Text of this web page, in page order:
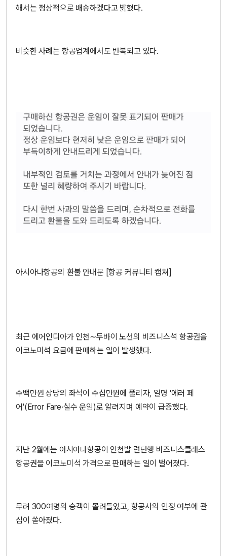
해서는 정상적으로 배송하겠다고 밝혔다.
비슷한 사례는 항공업계에서도 반복되고 있다.
아시아나항공의 환불 안내문 [항공 커뮤니티 캡쳐]
최근 에어인디아가 인천∼두바이 노선의 비즈니스석 항공권을
이코노미석 요금에 판매하는 일이 발생했다.
수백만원 상당의 좌석이 수십만원에 풀리자, 일명 '에러 페
어'(Error Fare·실수 운임)로 알려지며 예약이 급증했다.
지난 2월에는 아시아나항공이 인천발 런던행 비즈니스클래스
항공권을 이코노미석 가격으로 판매하는 일이 벌어졌다.
무려 300여명의 승객이 몰려들었고, 항공사의 인정 여부에 관
심이 쏟아졌다.